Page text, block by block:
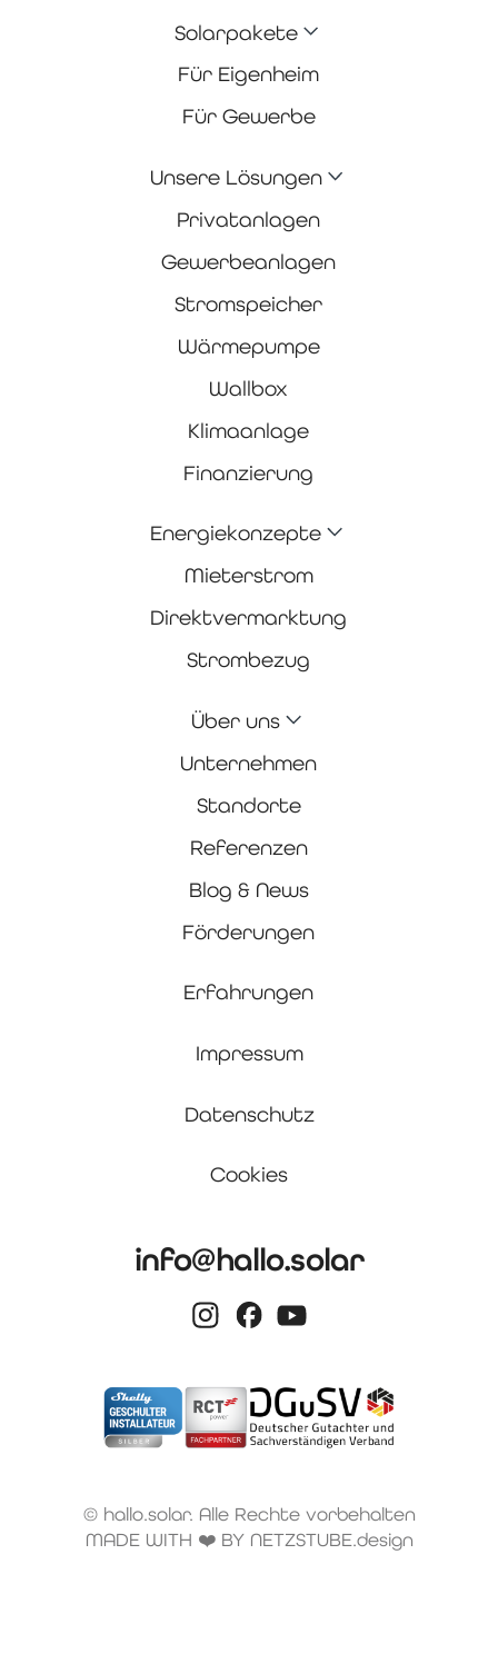
Impressum
Datenschutz
Cookies
Solarpakete
Für Eigenheim
Für Gewerbe
Unsere Lösungen
Privatanlagen
Gewerbeanlagen
Stromspeicher
Wärmepumpe
Wallbox
Klimaanlage
Finanzierung
Energiekonzepte
Mieterstrom
Direktvermarktung
Strombezug
Über uns
Unternehmen
Standorte
Referenzen
Blog & News
Förderungen
Erfahrungen
info@hallo.solar
© hallo.solar. Alle Rechte vorbehalten
MADE WITH ❤️ BY NETZSTUBE.design